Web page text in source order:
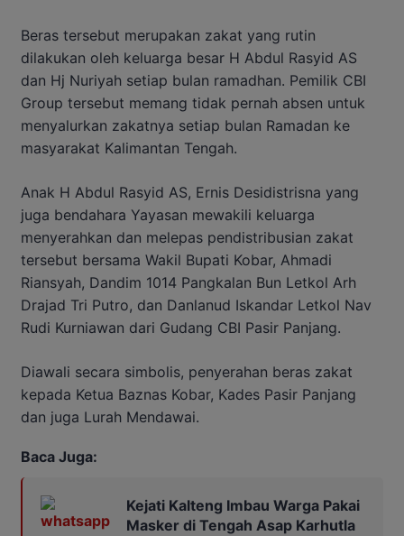
Beras tersebut merupakan zakat yang rutin
dilakukan oleh keluarga besar H Abdul Rasyid AS
dan Hj Nuriyah setiap bulan ramadhan. Pemilik CBI
Group tersebut memang tidak pernah absen untuk
menyalurkan zakatnya setiap bulan Ramadan ke
masyarakat Kalimantan Tengah.
Anak H Abdul Rasyid AS, Ernis Desidistrisna yang
juga bendahara Yayasan mewakili keluarga
menyerahkan dan melepas pendistribusian zakat
tersebut bersama Wakil Bupati Kobar, Ahmadi
Riansyah, Dandim 1014 Pangkalan Bun Letkol Arh
Drajad Tri Putro, dan Danlanud Iskandar Letkol Nav
Rudi Kurniawan dari Gudang CBI Pasir Panjang.
Diawali secara simbolis, penyerahan beras zakat
kepada Ketua Baznas Kobar, Kades Pasir Panjang
dan juga Lurah Mendawai.
Baca Juga:
Kejati Kalteng Imbau Warga Pakai
Masker di Tengah Asap Karhutla